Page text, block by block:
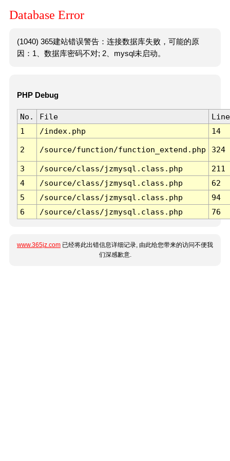
Database Error
(1040) 365建站错误警告：连接数据库失败，可能的原
因：1、数据库密码不对; 2、mysql未启动。
PHP Debug
No. File
Line
1
/index.php 14
2 /source/function/function_extend.php 324
3 /source/class/jzmysql.class.php
211
4
/source/class/jzmysql.class.php
62
5
/source/class/jzmysql.class.php
94
6
/source/class/jzmysql.class.php 76
www.365jz.com 已经将此出错信息详细记录, 由此给您带来的访问不便我
们深感歉意.